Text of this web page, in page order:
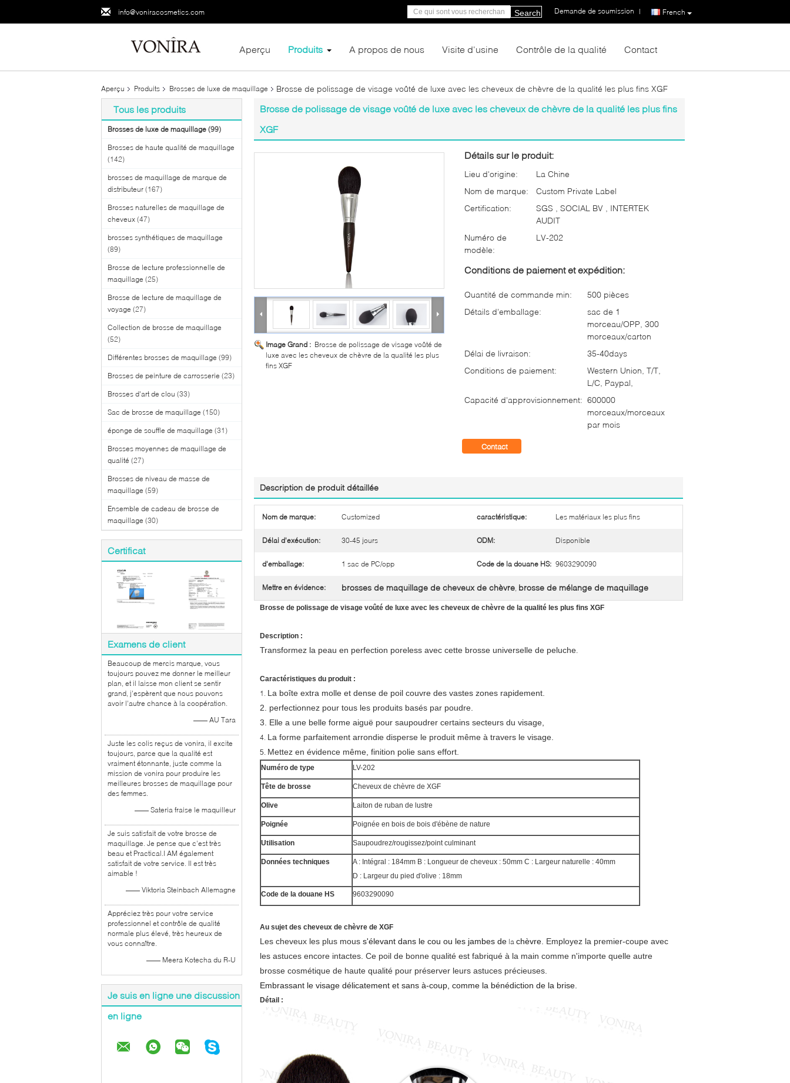
info@voniracosmetics.com French
Demande de soumission |
Search
Aperçu Produits A propos de nous Visite d'usine Contrôle de la qualité Contact
Aperçu Produits Brosses de luxe de maquillage Brosse de polissage de visage voûté de luxe avec les cheveux de chèvre de la qualité les plus fins XGF
Tous les produits
Brosses de luxe de maquillage (99)
Brosses de haute qualité de maquillage
(142)
brosses de maquillage de marque de
distributeur (167)
Brosses naturelles de maquillage de
cheveux (47)
brosses synthétiques de maquillage
(89)
Brosse de lecture professionnelle de
maquillage (25)
Brosse de lecture de maquillage de
voyage (27)
Collection de brosse de maquillage
(52)
Différentes brosses de maquillage (99)
Brosses de peinture de carrosserie (23)
Brosses d'art de clou (33)
Sac de brosse de maquillage (150)
éponge de souffle de maquillage (31)
Brosses moyennes de maquillage de
qualité (27)
Brosses de niveau de masse de
maquillage (59)
Ensemble de cadeau de brosse de
maquillage (30)
Certificat
Examens de client
Beaucoup de mercis marque, vous
toujours pouvez me donner le meilleur
plan, et il laisse mon client se sentir
grand, j'espèrent que nous pouvons
avoir l'autre chance à la coopération.
—— AU Tara
Juste les colis reçus de vonira, il excite
toujours, parce que la qualité est
vraiment étonnante, juste comme la
mission de vonira pour produire les
meilleures brosses de maquillage pour
des femmes.
—— Sateria fraise le maquilleur
Je suis satisfait de votre brosse de
maquillage. Je pense que c'est très
beau et Practical.I AM également
satisfait de votre service. Il est très
aimable !
—— Viktoria Steinbach Allemagne
Appréciez très pour votre service
professionnel et contrôle de qualité
normale plus élevé, très heureux de
vous connaître.
—— Meera Kotecha du R-U
Je suis en ligne une discussion
en ligne
Brosse de polissage de visage voûté de luxe avec les cheveux de chèvre de la qualité les plus fins
XGF
Image Grand : Brosse de polissage de visage voûté de
luxe avec les cheveux de chèvre de la qualité les plus
fins XGF
Détails sur le produit:
Lieu d'origine:
La Chine
Nom de marque:
Custom Private Label
Certification:
SGS , SOCIAL BV , INTERTEK
AUDIT
Numéro de
modèle:
LV-202
Conditions de paiement et expédition:
Quantité de commande min:
500 pièces
Détails d'emballage:
sac de 1
morceau/OPP, 300
morceaux/carton
Délai de livraison:
35-40days
Conditions de paiement:
Western Union, T/T,
L/C, Paypal,
Capacité d'approvisionnement: 600000
morceaux/morceaux
par mois
Contact
Description de produit détaillée
Nom de marque: Customized caractéristique: Les matériaux les plus fins
Délai d'exécution: 30-45 jours ODM: Disponible
d'emballage: 1 sac de PC/opp Code de la douane HS: 9603290090
Mettre en évidence: brosses de maquillage de cheveux de chèvre, brosse de mélange de maquillage
Brosse de polissage de visage voûté de luxe avec les cheveux de chèvre de la qualité les plus fins XGF
Description :
Transformez la peau en perfection poreless avec cette brosse universelle de peluche.
Caractéristiques du produit :
1. La boîte extra molle et dense de poil couvre des vastes zones rapidement.
2. perfectionnez pour tous les produits basés par poudre.
3. Elle a une belle forme aiguë pour saupoudrer certains secteurs du visage,
4. La forme parfaitement arrondie disperse le produit même à travers le visage.
5. Mettez en évidence même, finition polie sans effort.
Numéro de type LV-202
Tête de brosse Cheveux de chèvre de XGF
Olive Laiton de ruban de lustre
Poignée Poignée en bois de bois d'ébène de nature
Utilisation Saupoudrez/rougissez/point culminant
Données techniques
A : Intégral : 184mm B : Longueur de cheveux : 50mm C : Largeur naturelle : 40mm
D : Largeur du pied d'olive : 18mm
Code de la douane HS 9603290090
Au sujet des cheveux de chèvre de XGF
Les cheveux les plus mous s'élevant dans le cou ou les jambes de la chèvre . Employez la premier-coupe avec
les astuces encore intactes. Ce poil de bonne qualité est fabriqué à la main comme n'importe quelle autre
brosse cosmétique de haute qualité pour préserver leurs astuces précieuses.
Embrassant le visage délicatement et sans à-coup, comme la bénédiction de la brise.
Détail :